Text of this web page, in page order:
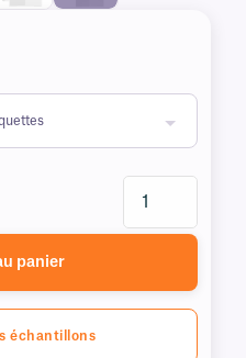
panier
échantillons